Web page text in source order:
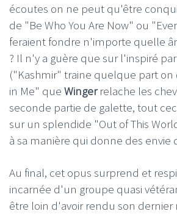
écoutes on ne peut qu'être
de "Be Who You Are Now" ou
feraient fondre n'importe quelle
? Il n'y a guère que sur l'inspiré par
("Kashmir" traine quelque part on
in Me" que Wingerrelache les
seconde partie de galette, tout
sur un splendide "Out of This
à sa manière qui donne des envie
Au final, cet opus surprend et
incarnée d'un groupe quasi
être loin d'avoir rendu son dernier